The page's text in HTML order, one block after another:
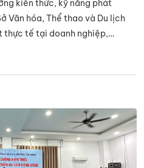
kiến thức, kỹ năng phát
Văn hóa, Thể thao và Du lịch
thực tế tại doanh nghiệp,
trở thành một trong những